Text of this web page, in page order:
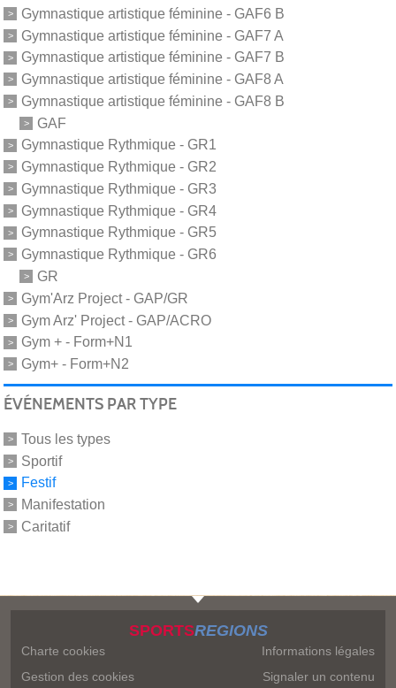
Gymnastique artistique féminine - GAF6 B
Gymnastique artistique féminine - GAF7 A
Gymnastique artistique féminine - GAF7 B
Gymnastique artistique féminine - GAF8 A
Gymnastique artistique féminine - GAF8 B
GAF
Gymnastique Rythmique - GR1
Gymnastique Rythmique - GR2
Gymnastique Rythmique - GR3
Gymnastique Rythmique - GR4
Gymnastique Rythmique - GR5
Gymnastique Rythmique - GR6
GR
Gym'Arz Project - GAP/GR
Gym Arz' Project - GAP/ACRO
Gym + - Form+N1
Gym+ - Form+N2
ÉVÉNEMENTS PAR TYPE
Tous les types
Sportif
Festif
Manifestation
Caritatif
SPORTSREGIONS
Charte cookies
Gestion des cookies
Informations légales
Signaler un contenu